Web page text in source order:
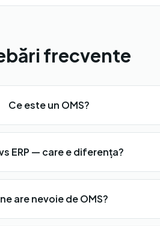
frecvente
Ce este un OMS?
ERP — care e diferența?
are nevoie de OMS?